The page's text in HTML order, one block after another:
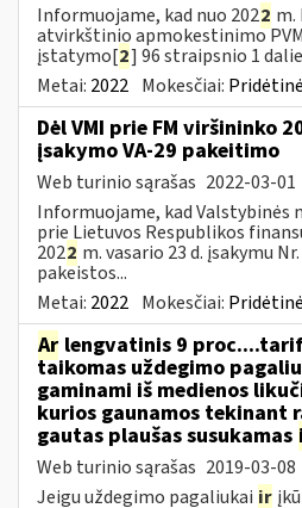
Informuojame, kad nuo 2022 m.
atvirkštinio apmokestinimo
įstatymo[2] 96 straipsnio 1
Metai: 2022 Mokesčiai:
Dėl VMI prie FM viršininko
įsakymo VA-29 pakeitimo
Web turinio sąrašas 2022-03-01
Informuojame, kad Valstybinės
prie Lietuvos Respublikos
2022 m. vasario 23 d. įsakymu
pakeistos...
Metai: 2022 Mokesčiai:
Ar lengvatinis 9
taikomas uždegimo
gaminami iš medienos
kurios gaunamos tekinant
gautas plaušas susukamas
Web turinio sąrašas 2019-03-08
Jeigu uždegimo pagaliukai ir